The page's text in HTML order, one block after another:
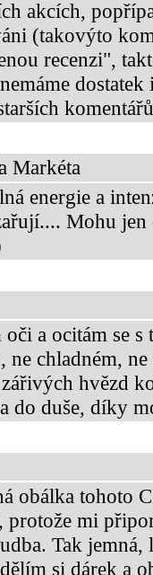
akcích,
(takovýto
recenzi",
Markéta
energie a
Mohu
oči a ocitám se
ne chladném,
hvězd
do duše, díky
obálka tohoto
protože mi
Tak jemná,
si dárek a